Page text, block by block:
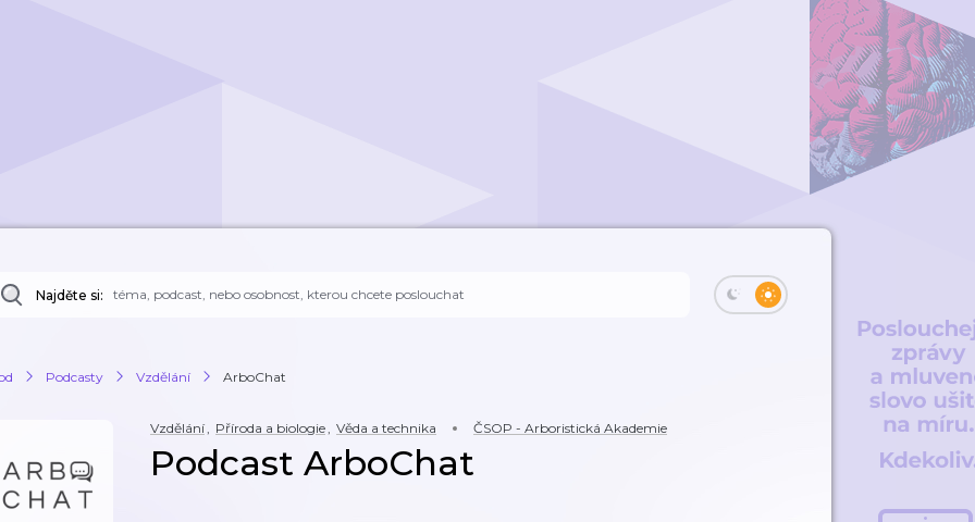
Najděte si:
Podcasty Vzdělání ArboChat
Vzdělání, Příroda a biologie, Věda a technika ČSOP - Arboristická Akademie
Podcast ArboChat